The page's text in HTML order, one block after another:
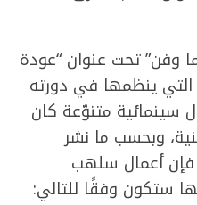
وفن” تحت عنوان “عودة
ينظمها في دورته
سينمائية متنوّعة كان
وبحسب ما نشر
فإن أعمال سلهب
ستكون وفقًا للتالي: